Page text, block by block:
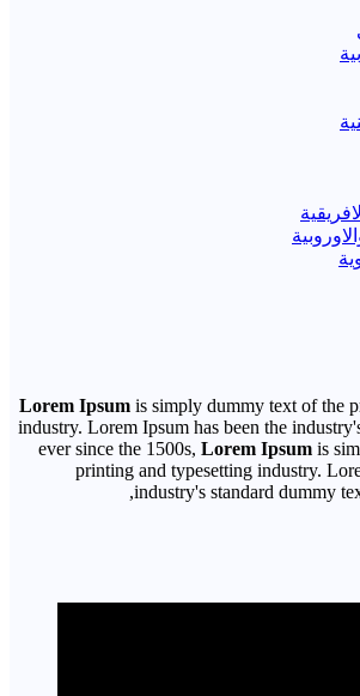
Lorem Ipsum is simply dummy text of the
industry. Lorem Ipsum has been the
ever since the 1500s, Lorem Ipsum is
printing and typesetting industry.
industry's standard dummy